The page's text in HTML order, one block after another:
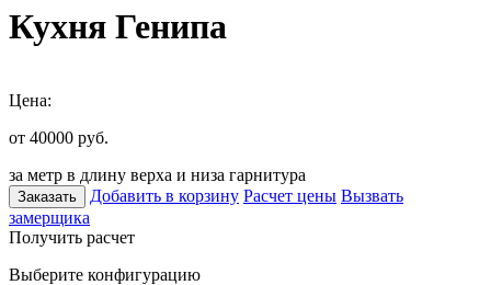
Кухня Генипа
Цена:
от 40000 руб.
за метр в длину верха и низа гарнитура
Заказать Добавить в корзину Расчет цены Вызвать
замерщика
Получить расчет
Выберите конфигурацию